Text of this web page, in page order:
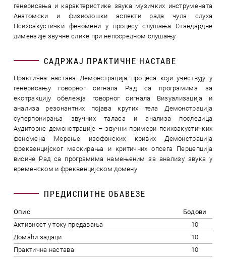
генерисања и карактеристике звука музичких инструмената
Анатомски и физиолошки аспекти рада чула слуха
Психоакустички феномени у процесу слушања Стандардне
димензије звучне слике при непосредном слушању
САДРЖАЈ ПРАКТИЧНЕ НАСТАВЕ
Практична настава Демонстрација процеса који учествују у
генерисању говорног сигнала Рад са програмима за
екстракцију обележја говорног сигнала Визуализација и
анализа резонантних појава крутих тела Демонстрација
суперпонирања звучних таласа и анализа последица
Аудиторне демонстрације – звучни примери психоакустичких
феномена Мерење изофонских кривих Демонстрација
фреквенцијског маскирања и критичних опсега Перцепција
висине Рад са програмима намењеним за анализу звука у
временском и фреквенцијском домену
ПРЕДИСПИТНЕ ОБАВЕЗЕ
Опис
Бодови
Активност у току предавања
10
Домаћи задаци
10
Практична настава
10